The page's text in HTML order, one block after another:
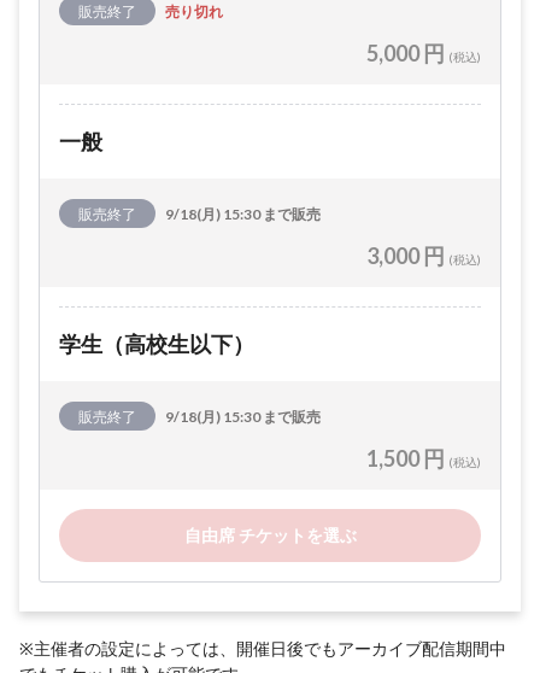
販売終了 売り切れ
5,000 円 (税込)
一般
販売終了 9/18(月) 15:30 まで販売
3,000 円 (税込)
学生（高校生以下）
販売終了 9/18(月) 15:30 まで販売
1,500 円 (税込)
自由席 チケットを選ぶ
※主催者の設定によっては、開催日後でもアーカイブ配信期間中